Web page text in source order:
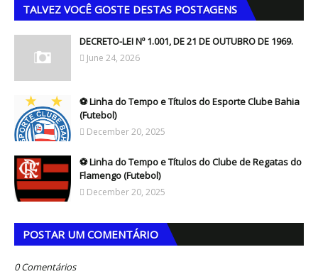
TALVEZ VOCÊ GOSTE DESTAS POSTAGENS
DECRETO-LEI Nº 1.001, DE 21 DE OUTUBRO DE 1969.
June 24, 2026
⚽ Linha do Tempo e Títulos do Esporte Clube Bahia
(Futebol)
December 20, 2025
⚽ Linha do Tempo e Títulos do Clube de Regatas do
Flamengo (Futebol)
December 20, 2025
POSTAR UM COMENTÁRIO
0 Comentários